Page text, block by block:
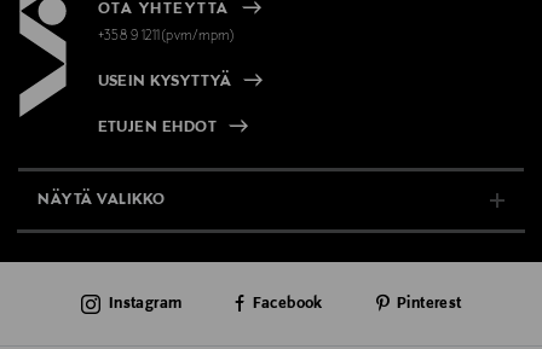
OTA YHTEYTTÄ
+358 9 1211(pvm/mpm)
USEIN KYSYTTYÄ
ETUJEN EHDOT
NÄYTÄ VALIKKO
AJANKOHTAISTA
Instagram Facebook Pinterest